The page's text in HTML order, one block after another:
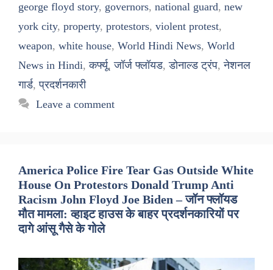
george floyd story, governors, national guard, new
york city, property, protestors, violent protest,
weapon, white house, World Hindi News, World
News in Hindi,कर्फ्यू,जॉर्ज फ्लॉयड,डोनाल्ड ट्रंप,नेशनल
गार्ड,प्रदर्शनकारी
Leave a comment
America Police Fire Tear Gas Outside White
House On Protestors Donald Trump Anti
Racism John Floyd Joe Biden – जॉन फ्लॉयड
मौत मामला: व्हाइट हाउस के बाहर प्रदर्शनकारियों पर
दागे आंसू गैसे के गोले